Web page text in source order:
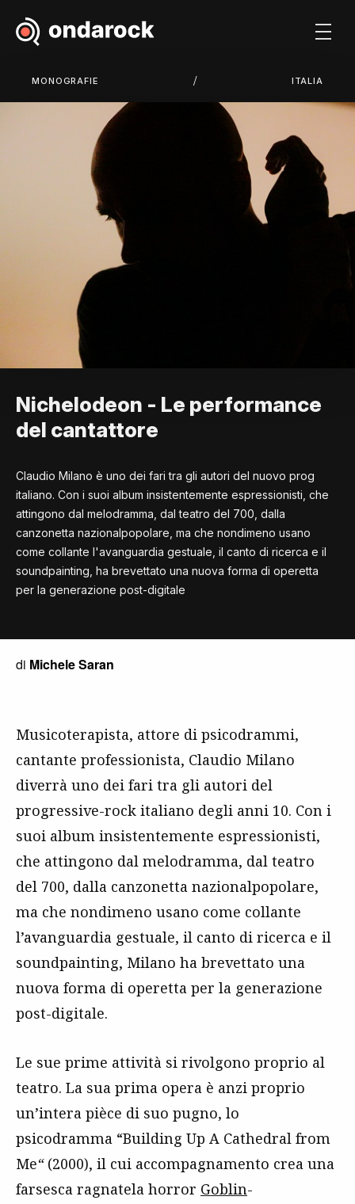
MONOGRAFIE / ITALIA
Nichelodeon - Le performance
del cantattore
Claudio Milano è uno dei fari tra gli autori del nuovo prog
italiano. Con i suoi album insistentemente espressionisti, che
attingono dal melodramma, dal teatro del 700, dalla
canzonetta nazionalpopolare, ma che nondimeno usano
come collante l'avanguardia gestuale, il canto di ricerca e il
soundpainting, ha brevettato una nuova forma di operetta
per la generazione post-digitale
di Michele Saran
Musicoterapista, attore di psicodrammi,
cantante professionista, Claudio Milano
diverrà uno dei fari tra gli autori del
progressive-rock italiano degli anni 10. Con i
suoi album insistentemente espressionisti,
che attingono dal melodramma, dal teatro
del 700, dalla canzonetta nazionalpopolare,
ma che nondimeno usano come collante
l’avanguardia gestuale, il canto di ricerca e il
soundpainting, Milano ha brevettato una
nuova forma di operetta per la generazione
post-digitale.
Le sue prime attività si rivolgono proprio al
teatro. La sua prima opera è anzi proprio
un’intera pièce di suo pugno, lo
psicodramma “Building Up A Cathedral from
Me“(2000), il cui accompagnamento crea una
farsesca ragnatela horror Goblin-